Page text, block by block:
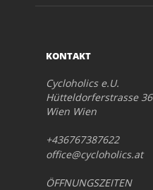
KONTAKT
Cycloholics e.U.
Hütteldorferstrasse 36
Wien Wien
+436767387622
office@cycloholics.at
ÖFFNUNGSZEITEN